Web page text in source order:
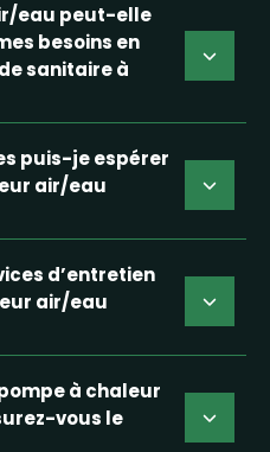
eau peut-elle
besoins en
sanitaire à
puis-je espérer
air/eau
d’entretien
air/eau
à chaleur
vous le